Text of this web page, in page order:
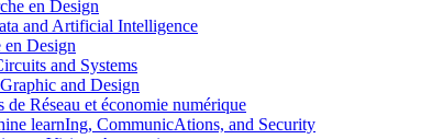
en Design
and Artificial Intelligence
Design
and Systems
and Design
Réseau et économie numérique
learnIng, CommunicAtions, and Security